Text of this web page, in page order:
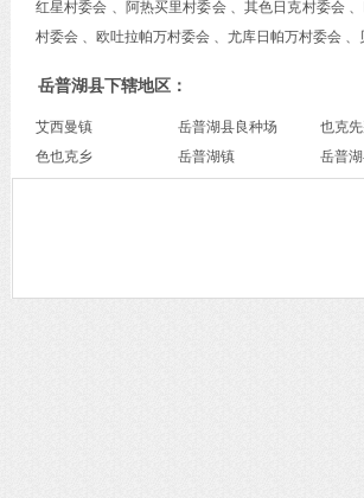
红星村委会 、阿热买里村委会 、其色日克村委会
村委会 、欧吐拉帕万村委会 、尤库日帕万村委会
岳普湖县下辖地区：
艾西曼镇 岳普湖县良种场 也克
色也克乡
岳普湖镇 岳普